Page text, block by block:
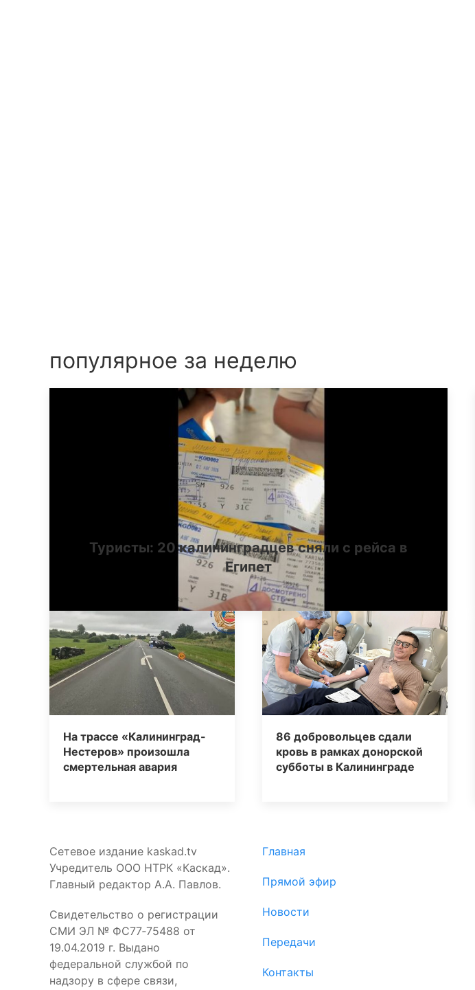
популярное за неделю
Туристы: 20 калининградцев сняли с рейса в
Египет
На трассе «Калининград-
Нестеров» произошла
смертельная авария
86 добровольцев сдали
кровь в рамках донорской
субботы в Калининграде
Сетевое издание kaskad.tv
Учредитель ООО НТРК «Каскад».
Главный редактор А.А. Павлов.
Свидетельство о регистрации
СМИ ЭЛ № ФС77‑75488 от
19.04.2019 г. Выдано
федеральной службой по
надзору в сфере связи,
Главная
Прямой эфир
Новости
Передачи
Контакты